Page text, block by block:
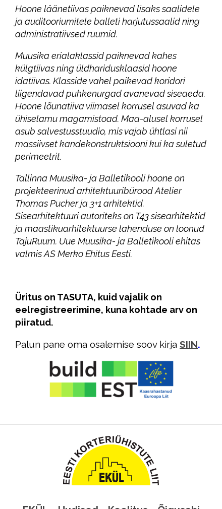
Hoone läänetiivas paiknevad lisaks saalidele
ja auditooriumitele balleti harjutussaalid ning
administratiivsed ruumid.
Muusika erialaklassid paiknevad kahes
külgtiivas ning üldharidusklaasid hoone
idatiivas. Klasside vahel paikevad koridori
liigendavad puhkenurgad avanevad siseaeda.
Hoone lõunatiiva viimasel korrusel asuvad ka
ühiselamu magamistoad. Maa-alusel korrusel
asub salvestusstuudio, mis vajab ühtlasi nii
massiivset kandekonstruktsiooni kui ka suletud
perimeetrit.
Tallinna Muusika- ja Balletikooli hoone on
projekteerinud arhitektuuribürood Atelier
Thomas Pucher ja 3+1 arhitektid.
Sisearhitektuuri autoriteks on T43 sisearhitektid
ja maastikuarhitektuurse lahenduse on loonud
TajuRuum. Uue Muusika- ja Balletikooli ehitas
valmis AS Merko Ehitus Eesti.
Üritus on TASUTA, kuid vajalik on
eelregistreerimine, kuna kohtade arv on
piiratud.
Palun pane oma osalemise soov kirja SIIN.